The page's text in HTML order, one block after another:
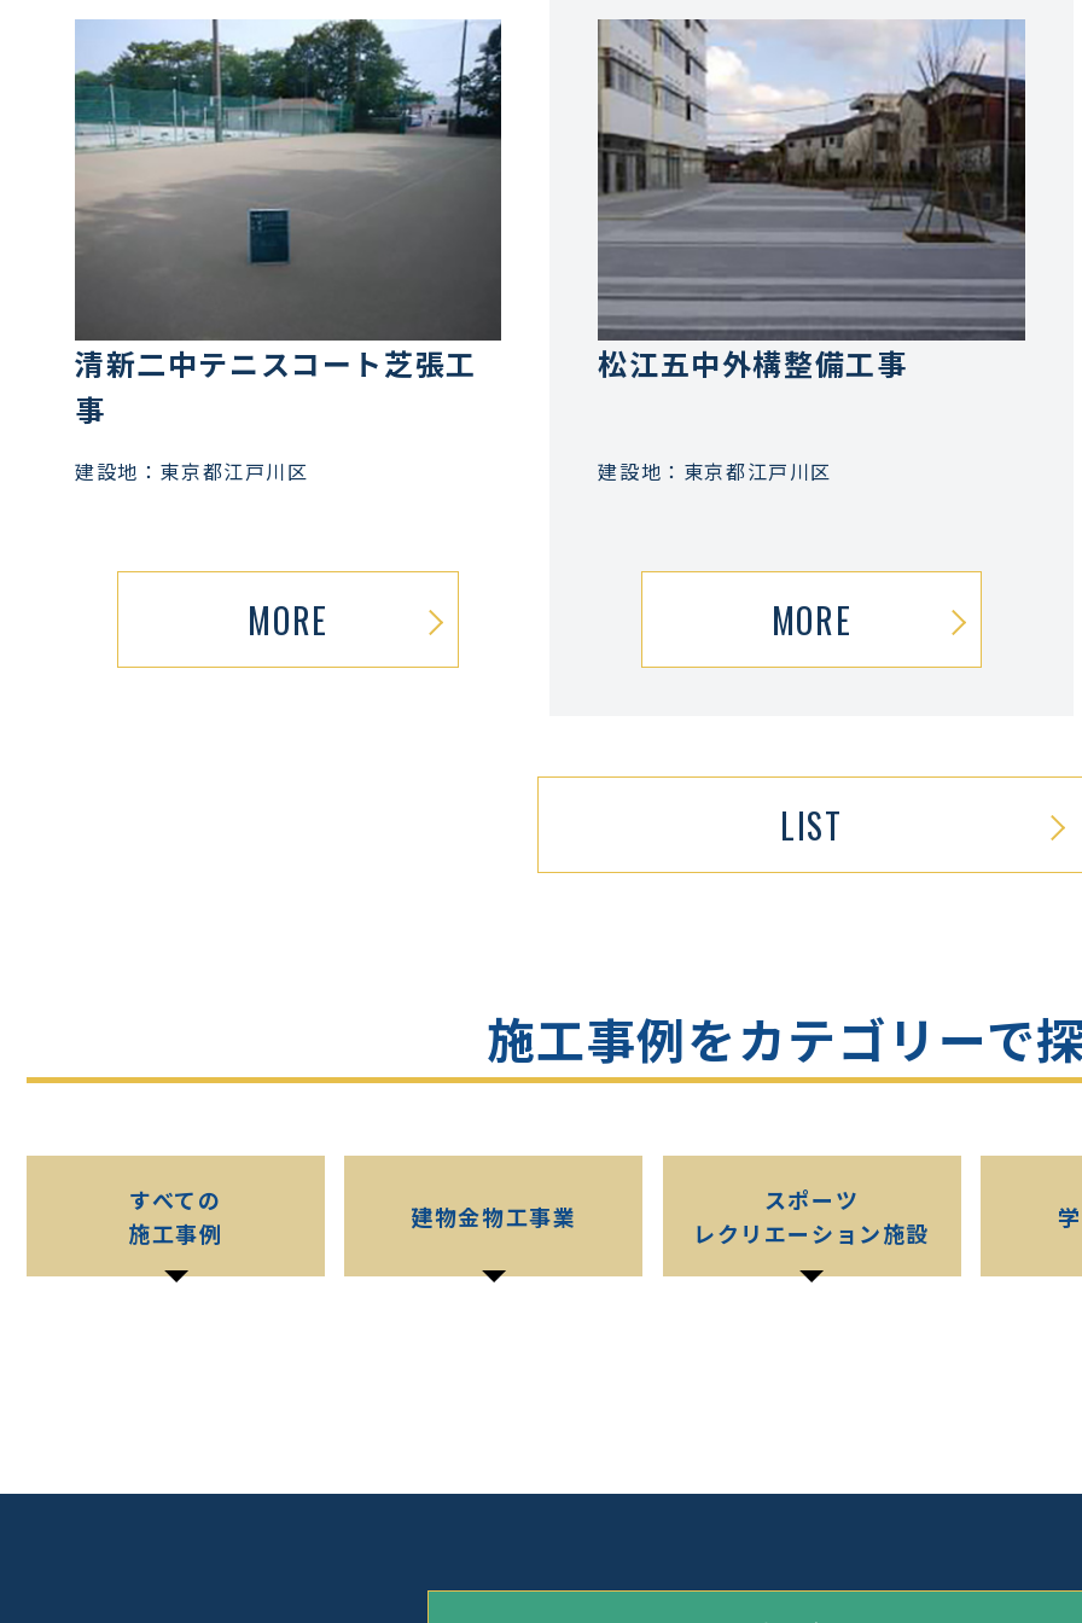
清新二中テニスコート芝張工
事
建設地：東京都江戸川区
MORE
松江五中外構整備工事
建設地：東京都江戸川区
MORE
LIST
施工事例をカテゴリーで
すべての
施工事例
建物金物工事業
スポーツ
レクリエーション施設